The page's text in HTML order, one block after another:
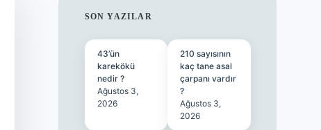
SIDEBAR
SON YAZILAR
43’ün
karekökü
nedir ?
Ağustos 3,
2026
210 sayısının
kaç tane asal
çarpanı vardır
?
Ağustos 3,
2026